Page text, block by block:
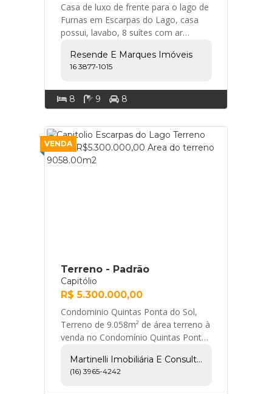
Casa de luxo de frente para o lago de
Furnas em Escarpas do Lago, casa
possui, lavabo, 8 suítes com ar
piscina e hidrom... Resende e
Marques Imóveis
Resende E Marques Imóveis
16 3877-1015
8 9 8
VENDA
Terreno - Padrão
Capitólio
R$ 5.300.000,00
Condominio Quintas Ponta do Sol,
Terreno de 9.058m² de área terreno à
venda no Condomínio Quintas Ponta
Escarpas do ... Martinelli Imobiliária e
Consultoria
Martinelli Imobiliária E Consultoria
(16) 3965-4242